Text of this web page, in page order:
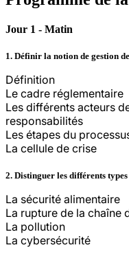
Jour 1 - Matin
1. Définir la notion de gestion
Définition
Le cadre réglementaire
Les différents acteurs
responsabilités
Les étapes du
La cellule de crise
2. Distinguer les différents
La sécurité alimentaire
La rupture de la chaîne
La pollution
La cybersécurité